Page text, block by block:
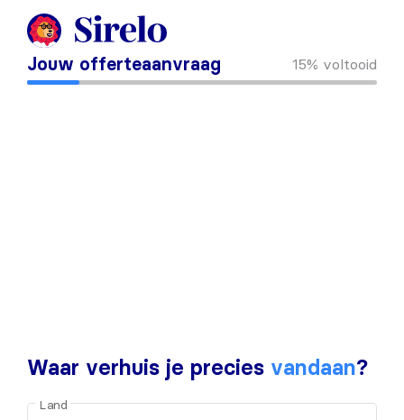
Jouw offerteaanvraag 15% voltooid
Waar verhuis je precies vandaan?
Land